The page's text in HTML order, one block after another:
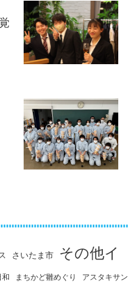
さいたま市 その他イ
和 まちかど雛めぐり アスタキサン